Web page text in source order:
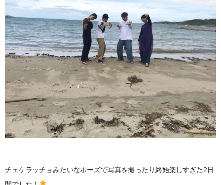
チェケラッチョみたいなポーズで写真を撮ったり終始楽しすぎた2日